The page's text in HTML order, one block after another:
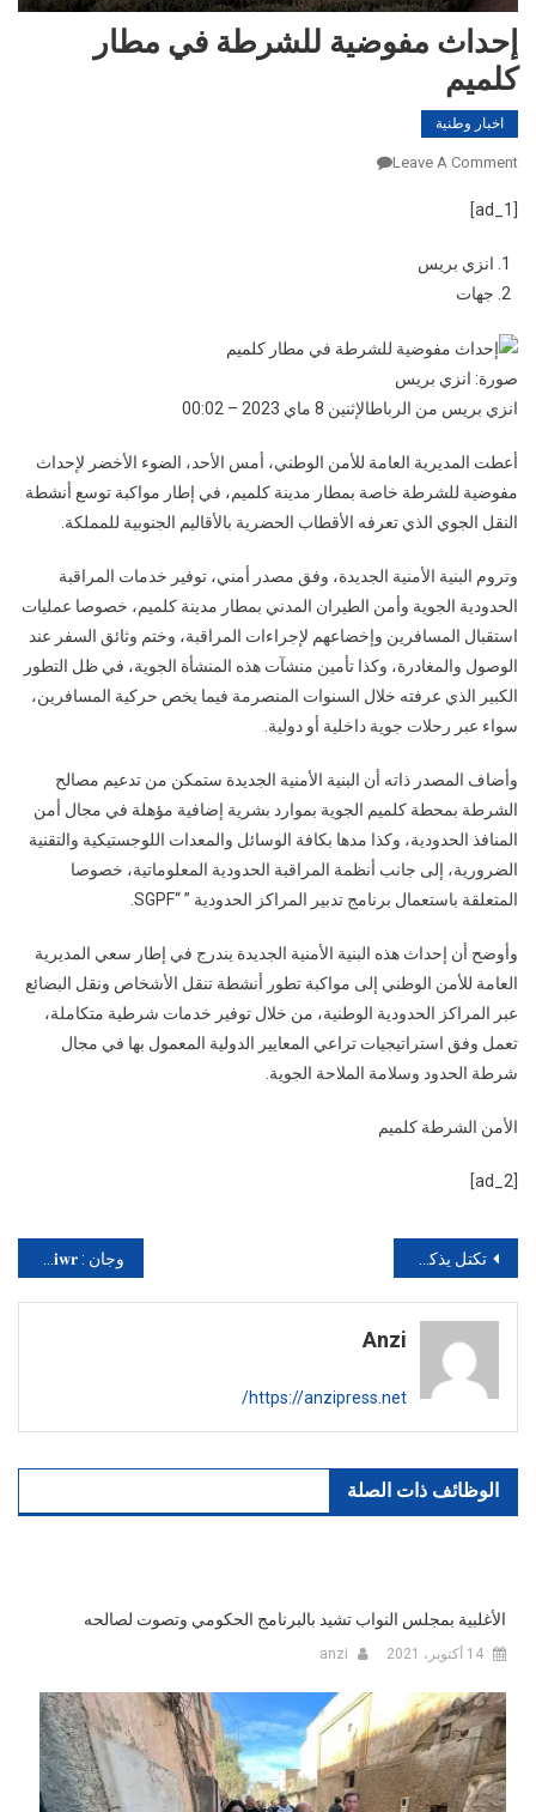
إحداث مفوضية للشرطة في مطار
كلميم
اخبار وطنية
Leave A Comment
انزي بريس
جهات
صورة: انزي بريس
انزي بريس من الرباطالإثنين 8 ماي 2023 – 00:02
أعطت المديرية العامة للأمن الوطني، أمس الأحد، الضوء الأخضر لإحداث
مفوضية للشرطة خاصة بمطار مدينة كلميم، في إطار مواكبة توسع أنشطة
النقل الجوي الذي تعرفه الأقطاب الحضرية بالأقاليم الجنوبية للمملكة.
وتروم البنية الأمنية الجديدة، وفق مصدر أمني، توفير خدمات المراقبة
الحدودية الجوية وأمن الطيران المدني بمطار مدينة كلميم، خصوصا عمليات
استقبال المسافرين وإخضاعهم لإجراءات المراقبة، وختم وثائق السفر عند
الوصول والمغادرة، وكذا تأمين منشآت هذه المنشأة الجوية، في ظل التطور
الكبير الذي عرفته خلال السنوات المنصرمة فيما يخص حركية المسافرين،
سواء عبر رحلات جوية داخلية أو دولية.
وأضاف المصدر ذاته أن البنية الأمنية الجديدة ستمكن من تدعيم مصالح
الشرطة بمحطة كلميم الجوية بموارد بشرية إضافية مؤهلة في مجال أمن
المنافذ الحدودية، وكذا مدها بكافة الوسائل والمعدات اللوجستيكية والتقنية
الضرورية، إلى جانب أنظمة المراقبة الحدودية المعلوماتية، خصوصا
المتعلقة باستعمال برنامج تدبير المراكز الحدودية ” “SGPF.
وأوضح أن إحداث هذه البنية الأمنية الجديدة يندرج في إطار سعي المديرية
العامة للأمن الوطني إلى مواكبة تطور أنشطة تنقل الأشخاص ونقل البضائع
عبر المراكز الحدودية الوطنية، من خلال توفير خدمات شرطية متكاملة،
تعمل وفق استراتيجيات تراعي المعايير الدولية المعمول بها في مجال
شرطة الحدود وسلامة الملاحة الجوية.
الأمن الشرطة كلميم
تصفّح
المقالات
تكتل يذكر الحكومة بتفعيل الإرادة الملكية
Anzi
https://anzipress.net/
الوظائف ذات الصلة
الأغلبية بمجلس النواب تشيد بالبرنامج الحكومي وتصوت لصالحه
14 أكتوبر، 2021 anzi